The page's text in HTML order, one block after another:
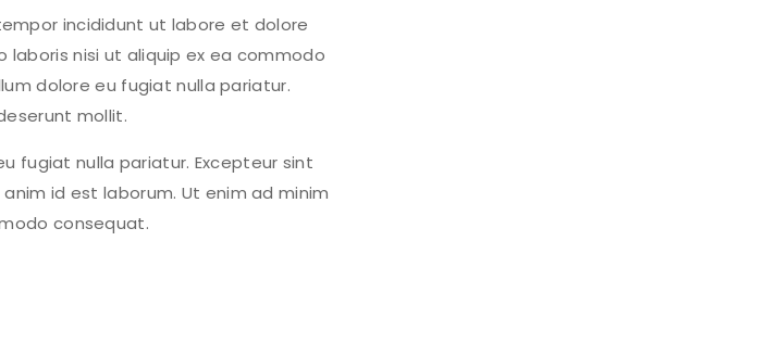
incididunt ut labore et dolore
laboris nisi ut aliquip ex ea commodo
dolore eu fugiat nulla pariatur.
mollit.
fugiat nulla pariatur. Excepteur sint
id est laborum. Ut enim ad minim
consequat.